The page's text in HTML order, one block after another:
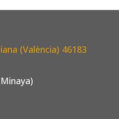
(València) 46183